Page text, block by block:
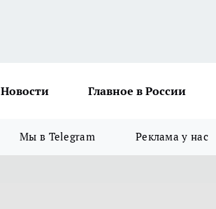
Новости Главное в России
Мы в Telegram Реклама у нас